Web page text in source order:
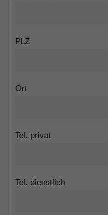
PLZ
Ort
Tel. privat
Tel. dienstlich